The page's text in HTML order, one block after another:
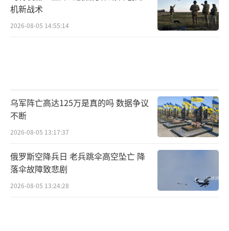
机新战术
2026-08-05 14:55:14
乌军阵亡高达125万是真的吗 数据争议
不断
2026-08-05 13:17:37
俄罗斯空降兵日 老兵跳伞高空坠亡 降
落伞故障致悲剧
2026-08-05 13:24:28